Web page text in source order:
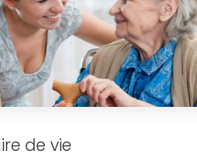
de vie